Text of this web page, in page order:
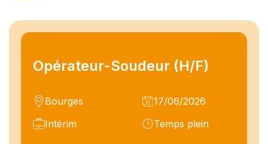
Opérateur-Soudeur (H/F)
Bourges
17/06/2026
Intérim
Temps plein